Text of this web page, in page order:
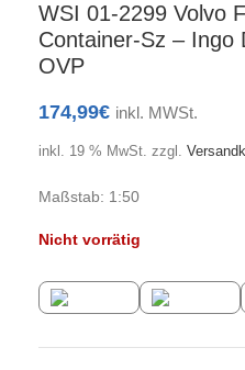
WSI 01-2299 Volvo
Container-Sz – Ingo
OVP
174,99€ inkl. MWSt.
inkl. 19 % MwSt. zzgl.
Maßstab: 1:50
Nicht vorrätig